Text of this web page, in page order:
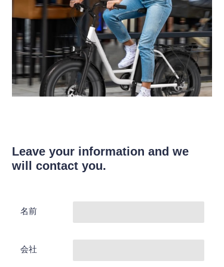
Leave your information and we
will contact you.
名前
会社